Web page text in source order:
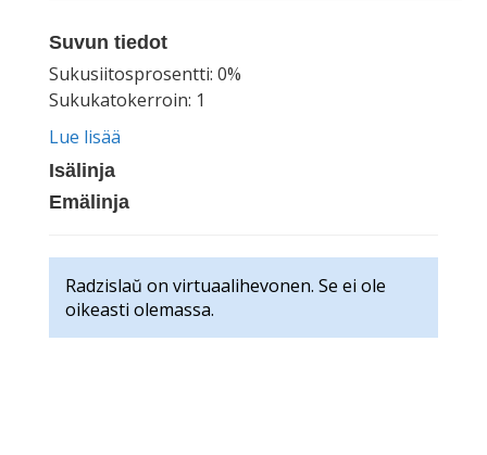
Suvun tiedot
Sukusiitosprosentti: 0%
Sukukatokerroin: 1
Lue lisää
Isälinja
Emälinja
Radzislaŭ on virtuaalihevonen. Se ei ole
oikeasti olemassa.